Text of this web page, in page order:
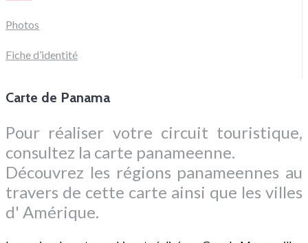
Photos
Fiche d’identité
Carte de Panama
Pour réaliser votre circuit touristique,
consultez la carte panameenne.
Découvrez les régions panameennes au
travers de cette carte ainsi que les villes
d' Amérique.